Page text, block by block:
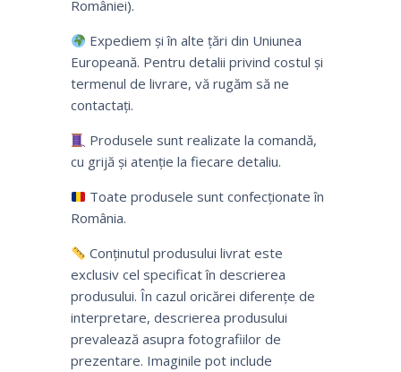
României).
Expediem și în alte țări din Uniunea
Europeană. Pentru detalii privind costul și
termenul de livrare, vă rugăm să ne
contactați.
Produsele sunt realizate la comandă,
cu grijă și atenție la fiecare detaliu.
Toate produsele sunt confecționate în
România.
Conținutul produsului livrat este
exclusiv cel specificat în descrierea
produsului. În cazul oricărei diferențe de
interpretare, descrierea produsului
prevalează asupra fotografiilor de
prezentare. Imaginile pot include